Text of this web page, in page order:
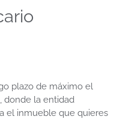
plazo de máximo el
donde la entidad
el inmueble que quieres